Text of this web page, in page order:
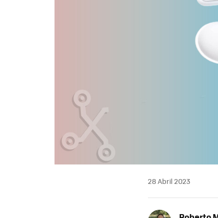
28 Abril 2023